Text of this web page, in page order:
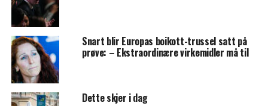
Snart blir Europas boikott-trussel satt på
prøve: – Ekstraordinære virkemidler må til
Dette skjer i dag